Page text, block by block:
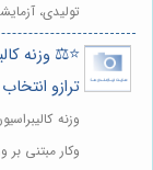
تولیدی،
⭐️⚖️ وزنه
ترازو
وزنه
وکار مبتنی